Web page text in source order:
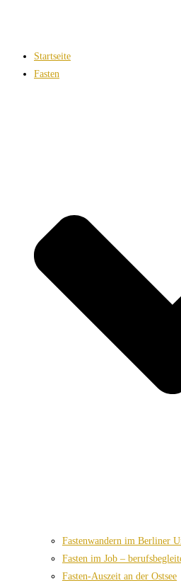
Startseite
Fasten
Fastenwandern im Berliner
Fasten im Job –
Fasten-Auszeit an der Ostsee